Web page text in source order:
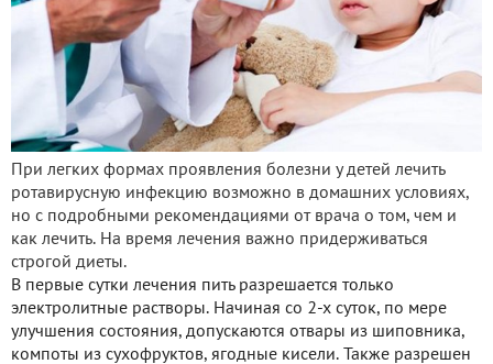
При легких формах проявления болезни у детей лечить
ротавирусную инфекцию возможно в домашних условиях,
но с подробными рекомендациями от врача о том, чем и
как лечить. На время лечения важно придерживаться
строгой диеты.
В первые сутки лечения пить разрешается только
электролитные растворы. Начиная со 2-х суток, по мере
улучшения состояния, допускаются отвары из шиповника,
компоты из сухофруктов, ягодные кисели. Также разрешен